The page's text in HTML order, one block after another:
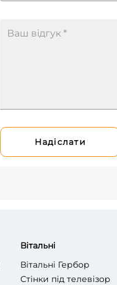
Надіслати
Вітальні
Вітальні Гербор
Стінки під телевізор